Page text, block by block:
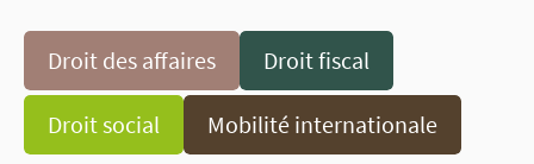
Droit des affaires Droit fiscal
Droit social Mobilité internationale